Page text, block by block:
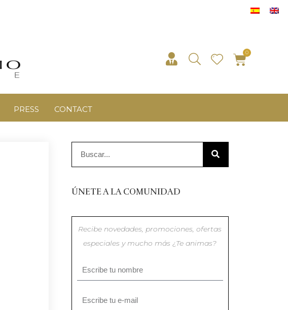
PRESS CONTACT
ÚNETE A LA COMUNIDAD
Recibe novedades, promociones, ofertas
especiales y mucho más ¿Te animas?